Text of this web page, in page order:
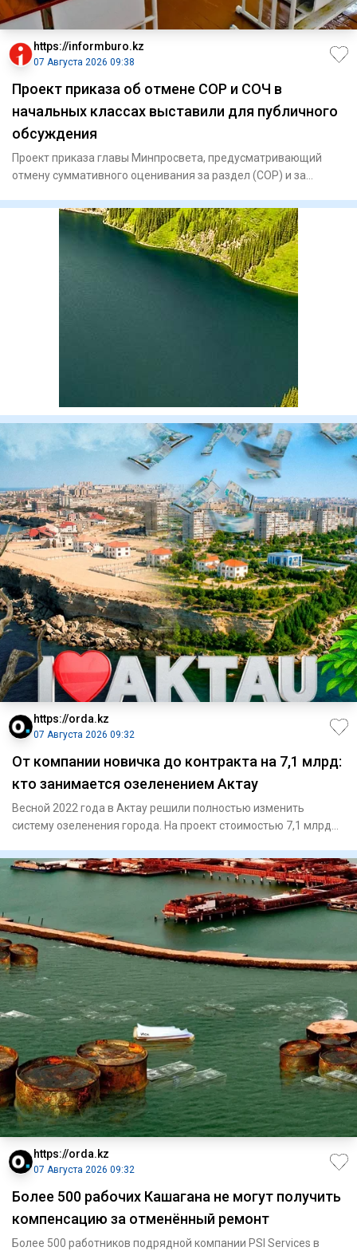
https://informburo.kz
07 Августа 2026 09:38
Проект приказа об отмене СОР и СОЧ в
начальных классах выставили для публичного
обсуждения
Проект приказа главы Минпросвета, предусматривающий
отмену суммативного оценивания за раздел (СОР) и за
https://orda.kz
07 Августа 2026 09:32
От компании новичка до контракта на 7,1 млрд:
кто занимается озеленением Актау
Весной 2022 года в Актау решили полностью изменить
систему озеленения города. На проект стоимостью 7,1 млрд
https://orda.kz
07 Августа 2026 09:32
Более 500 рабочих Кашагана не могут получить
компенсацию за отменённый ремонт
Более 500 работников подрядной компании PSI Services в